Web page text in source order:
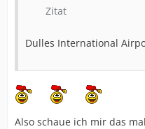
Zitat
Dulles International
Also schaue ich mir das